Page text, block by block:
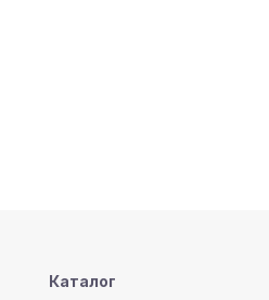
Каталог